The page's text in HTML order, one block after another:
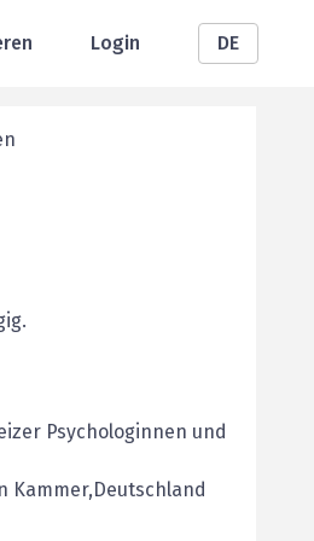
Login DE
Psychologinnen und
Kammer,Deutschland